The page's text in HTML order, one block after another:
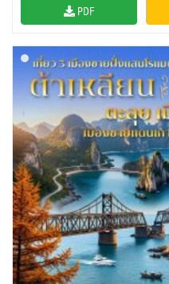
PDF